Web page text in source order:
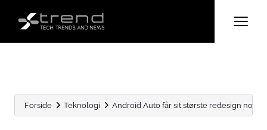
Forside Teknologi Android Auto får sit største redesign